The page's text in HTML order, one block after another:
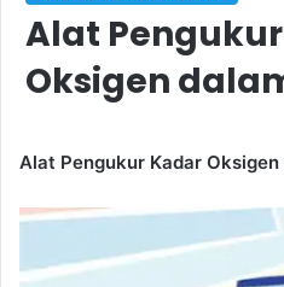
Alat
Oksigen
Alat Pengukur Kadar